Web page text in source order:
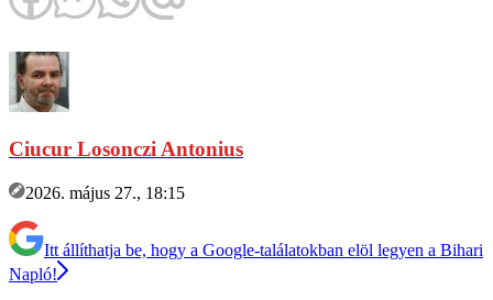
Ciucur Losonczi Antonius
2026. május 27., 18:15
Itt állíthatja be, hogy a Google-találatokban elöl legyen a Bihari
Napló!